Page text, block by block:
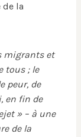
la
migrants et
tous ; le
peur, de
en fin de
» – à une
de la